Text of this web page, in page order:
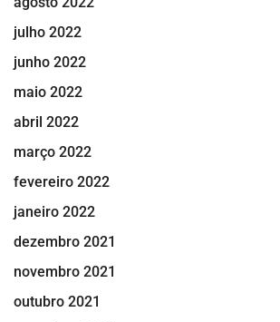
julho 2022
junho 2022
maio 2022
abril 2022
março 2022
fevereiro 2022
janeiro 2022
dezembro 2021
novembro 2021
outubro 2021